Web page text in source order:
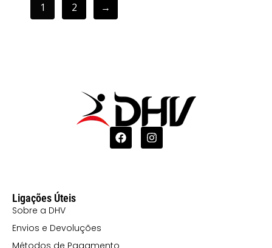
1 2 →
Ligações Úteis
Sobre a DHV
Envios e Devoluções